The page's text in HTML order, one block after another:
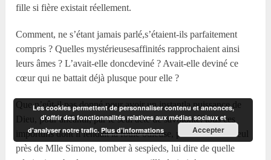
fille si fière existait réellement.
Comment, ne s’étant jamais parlé,s’étaient-ils parfaitement
compris ? Quelles mystérieusesaffinités rapprochaient ainsi
leurs âmes ? L’avait-elle doncdeviné ? Avait-elle deviné ce
cœur qui ne battait déjà plusque pour elle ?
Que n’eût-il pas donné pour avoir un instantla puissance de
Dieu, pour anéantir, par le seul acte de savolonté, tous ces
importuns dont il fendait la foule odieuse, pourse trouver seul
près de Mlle Simone, tomber à sespieds, lui dire de quelle
Les cookies permettent de personnaliser contenu et annonces,
d'offrir des fonctionnalités relatives aux médias sociaux et
d'analyser notre trafic.Plus d’informations Accepter